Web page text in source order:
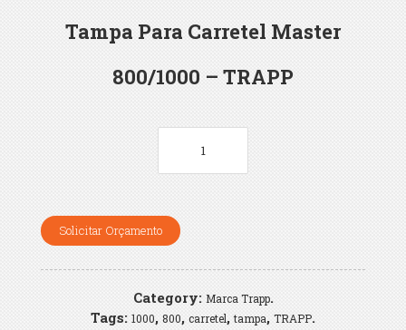
Tampa Para Carretel Master
800/1000 – TRAPP
Solicitar Orçamento
Category: Marca Trapp.
Tags: 1000, 800, carretel,tampa, TRAPP.